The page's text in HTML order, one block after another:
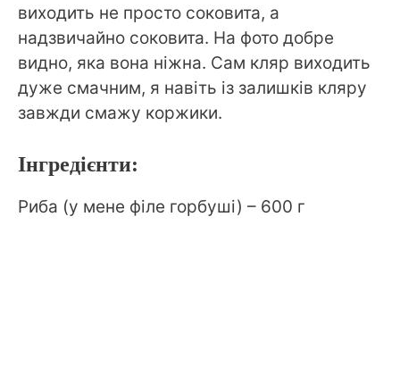
виходить не просто соковита, а
надзвичайно соковита. На фото добре
видно, яка вона ніжна. Сам кляр виходить
дуже смачним, я навіть із залишків кляру
завжди смажу коржики.
Інгредієнти:
Риба (у мене філе горбуші) – 600 г